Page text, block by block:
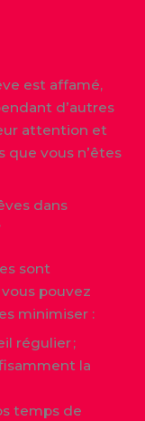
est affamé,
d’autres
attention et
que vous n’êtes
dans
sont
pouvez
minimiser :
régulier ;
la
temps de